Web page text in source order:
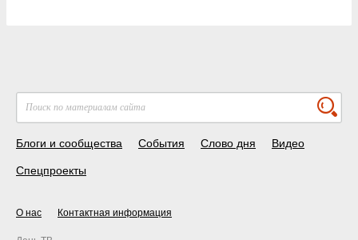
Блоги и сообщества События Слово дня Видео
Спецпроекты
О нас Контактная информация